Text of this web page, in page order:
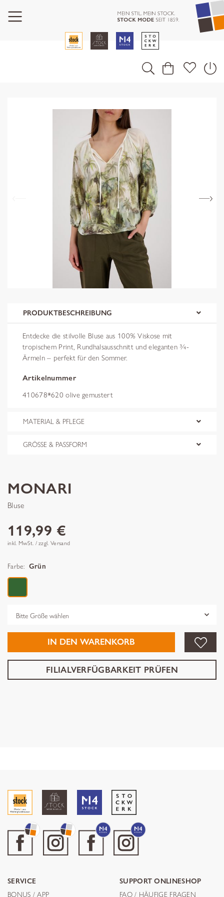
PRODUKTBESCHREIBUNG
Entdecke die stilvolle Bluse aus 100% Viskose mit
tropischem Print, Rundhalsausschnitt und eleganten ¾-
Ärmeln – perfekt für den Sommer.
Artikelnummer
410678*620 olive gemustert
MATERIAL & PFLEGE
GRÖSSE & PASSFORM
MONARI
Bluse
119,99 €
inkl. MwSt. / zzgl. Versand
Farbe: Grün
IN DEN WARENKORB
FILIALVERFÜGBARKEIT PRÜFEN
SERVICE
BONUS / APP
SUPPORT ONLINESHOP
FAQ / HÄUFIGE FRAGEN